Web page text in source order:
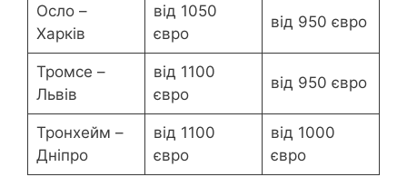
Осло –
Харків
від 1050
євро
від 950 євро
Тромсе –
Львів
від 1100
євро
від 950 євро
Тронхейм –
Дніпро
від 1100
євро
від 1000
євро